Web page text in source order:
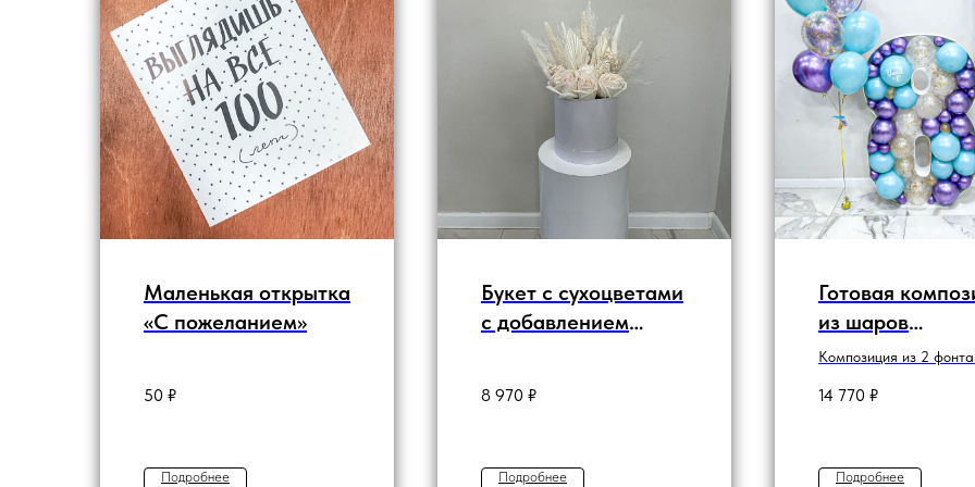
Маленькая открытка
«С пожеланием»
50 ₽
Подробнее
Букет с сухоцветами
с добавлением
8 970 ₽
Подробнее
Готовая
из шаров
"Композиция с
8".
Композиция из 2
цифры
14 770 ₽
Подробнее